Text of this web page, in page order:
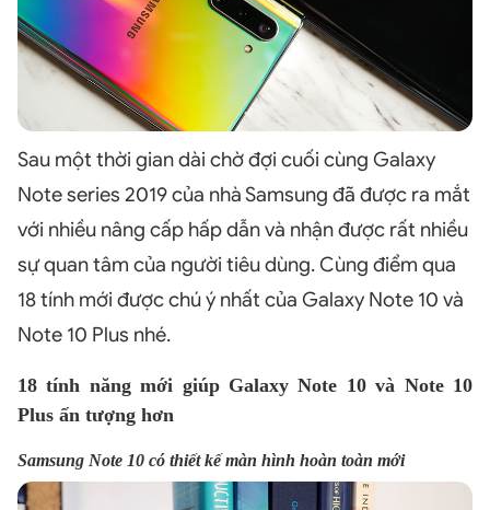
Sau một thời gian dài chờ đợi cuối cùng Galaxy
Note series 2019 của nhà Samsung đã được ra mắt
với nhiều nâng cấp hấp dẫn và nhận được rất nhiều
sự quan tâm của người tiêu dùng. Cùng điểm qua
18 tính mới được chú ý nhất của Galaxy Note 10 và
Note 10 Plus nhé.
18 tính năng mới giúp Galaxy Note 10 và Note 10
Plus ấn tượng hơn
Samsung Note 10 có thiết kế màn hình hoàn toàn mới